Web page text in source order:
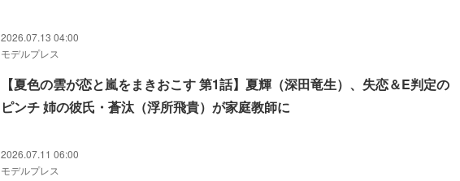
2026.07.13 04:00
モデルプレス
【夏色の雲が恋と嵐をまきおこす 第1話】夏輝（深田竜生）、失恋＆E判定の
ピンチ 姉の彼氏・蒼汰（浮所飛貴）が家庭教師に
2026.07.11 06:00
モデルプレス